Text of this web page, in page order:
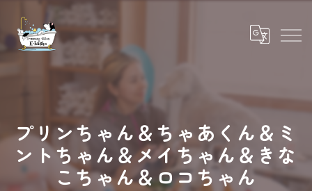
プリンちゃん＆ちゃあくん＆ミ
ントちゃん＆メイちゃん＆きな
こちゃん＆ロコちゃん